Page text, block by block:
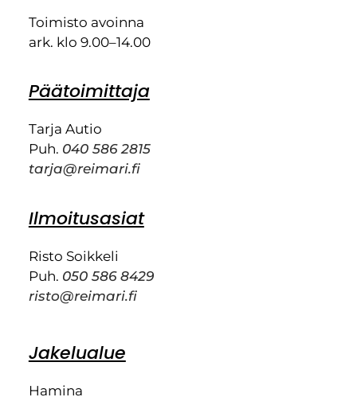
Toimisto avoinna
ark. klo 9.00–14.00
Päätoimittaja
Tarja Autio
Puh. 040 586 2815
tarja@reimari.fi
Ilmoitusasiat
Risto Soikkeli
Puh. 050 586 8429
risto@reimari.fi
Jakelualue
Hamina